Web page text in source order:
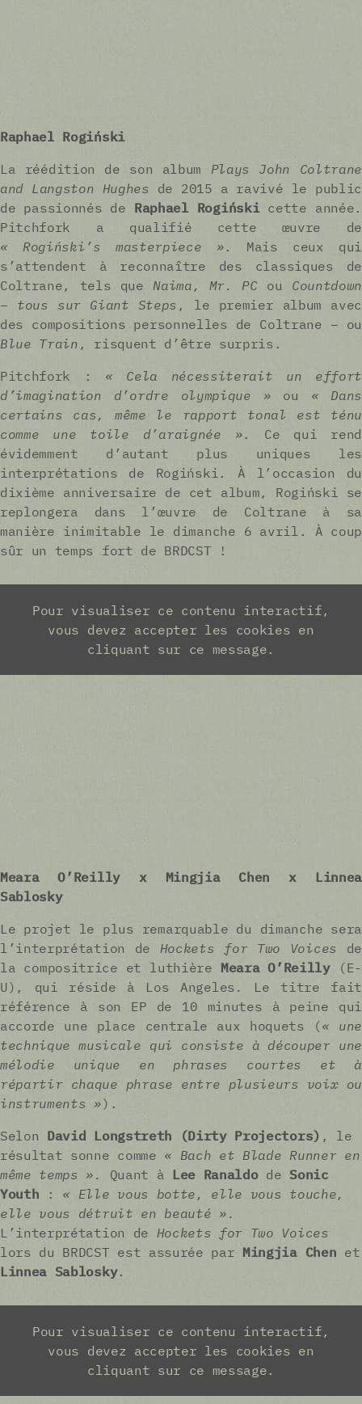
Raphael Rogiński
La réédition de son album Plays John Coltrane
and Langston Hughes de 2015 a ravivé le public
de passionnés de Raphael Rogiński cette année.
Pitchfork a qualifié cette œuvre de
« Rogiński’s masterpiece ». Mais ceux qui
s’attendent à reconnaître des classiques de
Coltrane, tels que Naima, Mr. PC ou Countdown
– tous sur
Giant Steps , le premier album avec
des compositions personnelles de Coltrane – ou
Blue Train , risquent d’être surpris.
Pitchfork : « Cela nécessiterait un effort
d’imagination d’ordre olympique » ou « Dans
certains cas, même le rapport tonal est ténu
comme une toile d’araignée ». Ce qui rend
évidemment d’autant plus uniques les
interprétations de Rogiński. À l’occasion du
dixième anniversaire de cet album, Rogiński se
replongera dans l’œuvre de Coltrane à sa
manière inimitable le dimanche 6 avril. À coup
sûr un temps fort de BRDCST !
Meara O’Reilly x Mingjia Chen x Linnea
Sablosky
Le projet le plus remarquable du dimanche sera
l’interprétation de Hockets for Two Voices de
la compositrice et luthière Meara O’Reilly
(E-
U), qui réside à Los Angeles . Le titre fait
référence à son EP de 10 minutes à peine qui
accorde une place centrale aux hoquets (« une
technique musicale qui consiste à découper une
mélodie unique en phrases courtes et à
répartir chaque phrase entre plusieurs voix ou
instruments »).
Selon David Longstreth (Dirty Projectors) , le
résultat sonne comme « Bach et Blade Runner en
même temps ».
Quant à Lee Ranaldode Sonic
Youth : « Elle vous botte, elle vous touche,
elle vous détruit en beauté ».
L’interprétation de Hockets for Two Voices
lors du BRDCST est assurée par Mingjia Chen et
Linnea Sablosky.